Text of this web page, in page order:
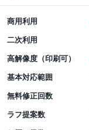
商用利用
二次利用
高解像度（印刷可）
基本対応範囲
無料修正回数
ラフ提案数